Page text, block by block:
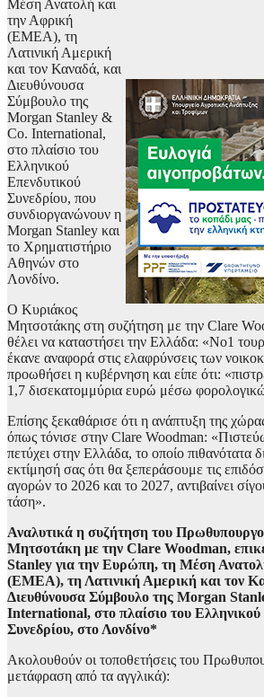
Μέση Ανατολή και
την Αφρική
(ΕΜΕΑ), τη
Λατινική Αμερική
και τον Καναδά, και
Διευθύνουσα
Σύμβουλο της
Morgan Stanley &
Co. International,
στο πλαίσιο του
Ελληνικού
Επενδυτικού
Συνεδρίου, που
συνδιοργανώνουν η
Morgan Stanley και
το Χρηματιστήριο
Αθηνών στο
Λονδίνο.
Ο Κυριάκος
Μητσοτάκης στη συζήτηση με την Clare
θέλει να καταστήσει την Ελλάδα: «Νο1
έκανε αναφορά στις ελαφρύνσεις των
προωθήσει η κυβέρνηση και είπε ότι:
1,7 δισεκατομμύρια ευρώ μέσω
Επίσης ξεκαθάρισε ότι η ανάπτυξη της
όπως τόνισε στην Clare Woodman:
πετύχει στην Ελλάδα, το οποίο πιθανότατα
εκτίμησή σας ότι θα ξεπεράσουμε τις
αγορών το 2026 και το 2027, αντιβαίνει
τάση».
Αναλυτικά η συζήτηση του
Μητσοτάκη με την Clare Woodman,
Stanley για την Ευρώπη, τη Μέση
(ΕΜΕΑ), τη Λατινική Αμερική και τον
Διευθύνουσα Σύμβουλο της Morgan
International, στο πλαίσιο του Ελληνικού
Συνεδρίου, στο Λονδίνο*
Ακολουθούν οι τοποθετήσεις του
μετάφραση από τα αγγλικά):